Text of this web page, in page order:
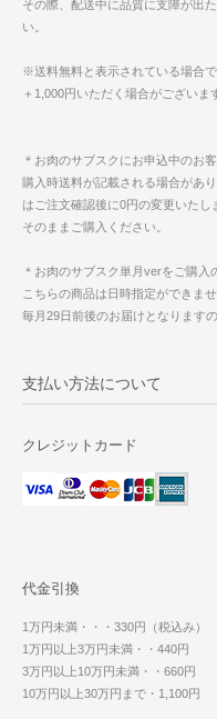
その際、配送中に品質に支障が出
い。
※送料無料と表示されている場合
＋1,000円いただく場合がございま
＊お肉のサブスクにお申込中のお
購入時送料が記載される場合があ
はご注文確認後に0円の変更いたし
そのままご購入ください。
＊お肉のサブスク単月verをご購入
こちらの商品は日時指定ができませ
毎月29日前後のお届けとなります
支払い方法について
クレジットカード
代金引換
1万円未満・・・330円（税込み）
1万円以上3万円未満・・440円
3万円以上10万円未満・・660円
10万円以上30万円まで・1,100円